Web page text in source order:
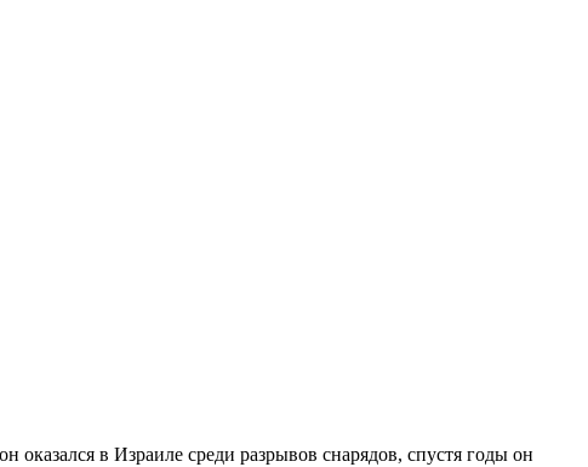
в Израиле среди разрывов снарядов, спустя годы он